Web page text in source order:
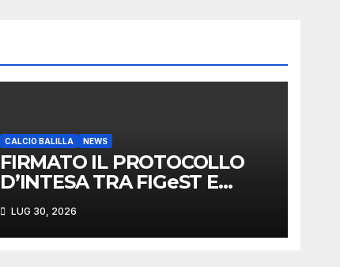
CALCIO BALILLA NEWS
FIRMATO IL PROTOCOLLO
D’INTESA TRA FIGeST E
DILETTANTI
LUG 30, 2026